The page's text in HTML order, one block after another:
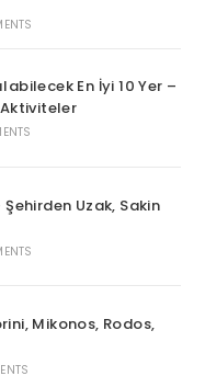
En İyi 10 Yer –
Uzak, Sakin
Mikonos, Rodos,